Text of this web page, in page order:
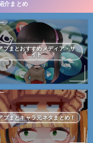
介まとめ
プまとおすすめメディア・サ
イト
プまとキャラ元ネタまとめ！